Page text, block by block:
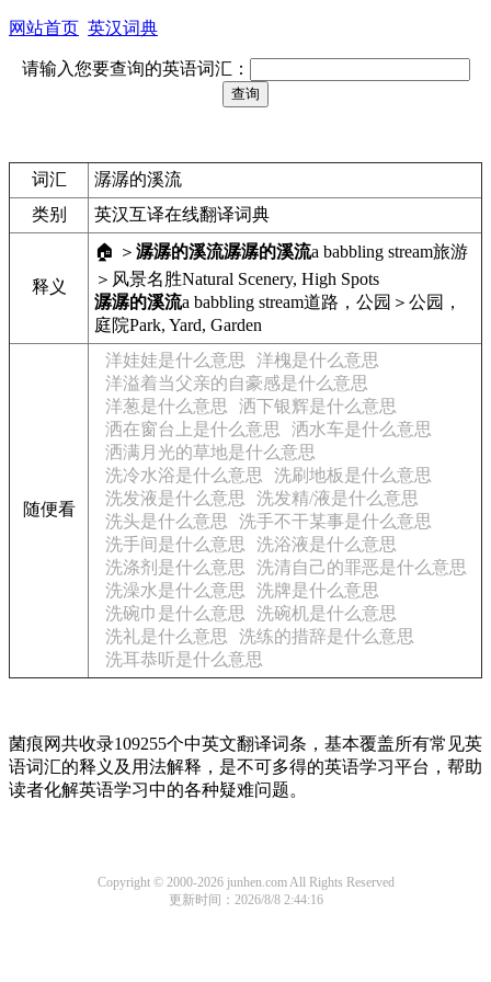
网站首页 英汉词典
请输入您要查询的英语词汇：
词汇
潺潺的溪流
类别
英汉互译在线翻译词典
释义
🏠 ＞ 潺潺的溪流潺潺的溪流a babbling stream旅游
＞风景名胜Natural Scenery, High Spots
潺潺的溪流a babbling stream道路，公园＞公园，
庭院Park, Yard, Garden
随便看
洋娃娃是什么意思
洋槐是什么意思
洋溢着当父亲的自豪感是什么意思
洋葱是什么意思
洒下银辉是什么意思
洒在窗台上是什么意思
洒水车是什么意思
洒满月光的草地是什么意思
洗冷水浴是什么意思
洗刷地板是什么意思
洗发液是什么意思
洗发精/液是什么意思
洗头是什么意思
洗手不干某事是什么意思
洗手间是什么意思
洗浴液是什么意思
洗涤剂是什么意思
洗清自己的罪恶是什么意思
洗澡水是什么意思
洗牌是什么意思
洗碗巾是什么意思
洗碗机是什么意思
洗礼是什么意思
洗练的措辞是什么意思
洗耳恭听是什么意思
菌痕网共收录109255个中英文翻译词条，基本覆盖所有常见英
语词汇的释义及用法解释，是不可多得的英语学习平台，帮助
读者化解英语学习中的各种疑难问题。
Copyright © 2000-2026 junhen.com All Rights Reserved
更新时间：2026/8/8 2:44:16